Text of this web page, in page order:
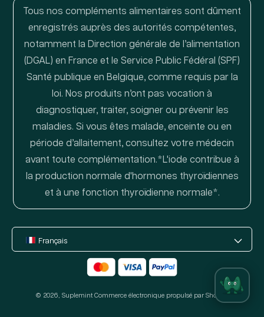
Tous nos compléments alimentaires sont dûment
enregistrés auprès des autorités compétentes,
notamment la Direction générale de l’alimentation
(DGAL) en France et le Service Public Fédéral (SPF)
Santé publique en Belgique, comme requis par la
loi. Nos produits n’ont pas vocation à
diagnostiquer, traiter, soigner ou prévenir les
maladies. Si vous êtes malade, enceinte ou en
période d’allaitement, consultez votre médecin
avant toute complémentation.*L'iode contribue à
la production normale d'hormones thyroïdiennes
et à une fonction thyroïdienne normale*.
Français
Moyens
paiement
© 2026, Suplemint Commerce électronique propulsé par Shopify